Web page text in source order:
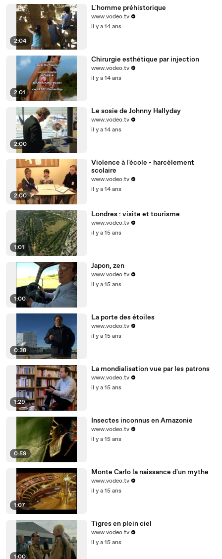
2:04
L'homme préhistorique
www.vodeo.tv
il y a 14 ans
2:01
Chirurgie esthétique par injection
www.vodeo.tv
il y a 14 ans
2:00
Le sosie de Johnny Hallyday
www.vodeo.tv
il y a 14 ans
2:00
Violence à l'école - harcèlement
scolaire
www.vodeo.tv
il y a 14 ans
1:01
Londres : visite et tourisme
www.vodeo.tv
il y a 15 ans
1:00
Japon, zen
www.vodeo.tv
il y a 15 ans
0:38
La porte des étoiles
www.vodeo.tv
il y a 15 ans
1:29
La mondialisation vue par les patrons
www.vodeo.tv
il y a 15 ans
0:59
Insectes inconnus en Amazonie
www.vodeo.tv
il y a 15 ans
1:07
Monte Carlo la naissance d'un mythe
www.vodeo.tv
il y a 15 ans
1:00
Tigres en plein ciel
www.vodeo.tv
il y a 15 ans